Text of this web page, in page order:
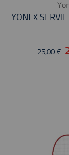
YONEX
25,00 €